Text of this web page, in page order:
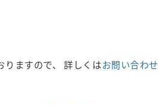
ますので、 詳しくはお問い合わせ